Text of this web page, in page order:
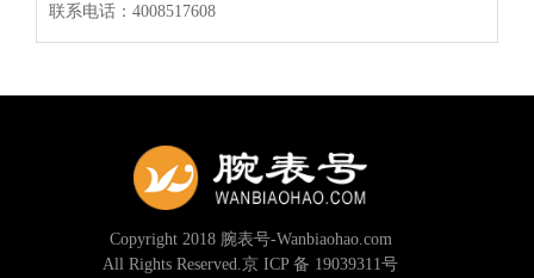
联系电话：4008517608
Copyright 2018 腕表号-Wanbiaohao.com
All Rights Reserved.京 ICP 备 19039311号